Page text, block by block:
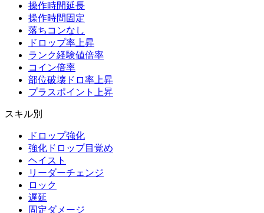
操作時間延長
操作時間固定
落ちコンなし
ドロップ率上昇
ランク経験値倍率
コイン倍率
部位破壊ドロ率上昇
プラスポイント上昇
スキル別
ドロップ強化
強化ドロップ目覚め
ヘイスト
リーダーチェンジ
ロック
遅延
固定ダメージ